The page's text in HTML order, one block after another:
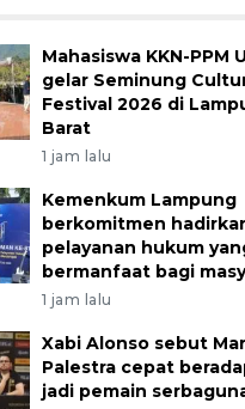
Mahasiswa KKN-PPM
gelar Seminung
Festival 2026 di
Barat
1 jam lalu
Kemenkum Lampung
berkomitmen
pelayanan hukum
bermanfaat bagi
1 jam lalu
Xabi Alonso sebut
Palestra cepat
jadi pemain